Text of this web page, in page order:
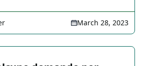
March 28, 2023